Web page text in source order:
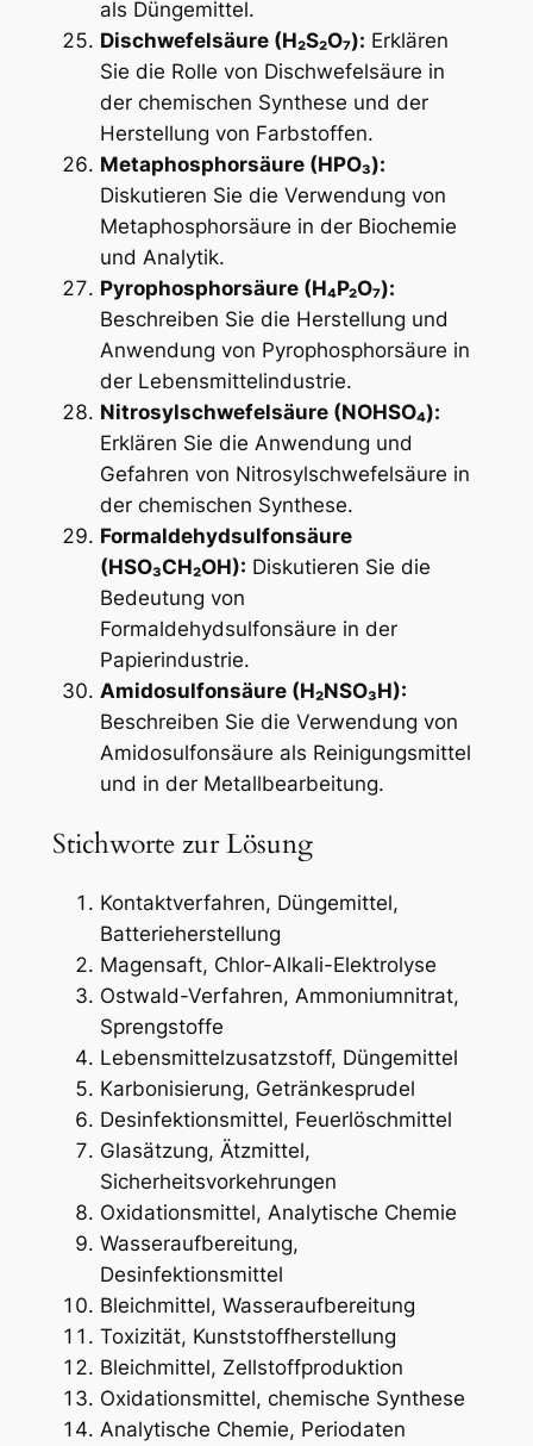
als Düngemittel.
Dischwefelsäure (H₂S₂O₇): Erklären
Sie die Rolle von Dischwefelsäure in
der chemischen Synthese und der
Herstellung von Farbstoffen.
Metaphosphorsäure (HPO₃):
Diskutieren Sie die Verwendung von
Metaphosphorsäure in der Biochemie
und Analytik.
Pyrophosphorsäure (H₄P₂O₇):
Beschreiben Sie die Herstellung und
Anwendung von Pyrophosphorsäure in
der Lebensmittelindustrie.
Nitrosylschwefelsäure (NOHSO₄):
Erklären Sie die Anwendung und
Gefahren von Nitrosylschwefelsäure in
der chemischen Synthese.
Formaldehydsulfonsäure
(HSO₃CH₂OH): Diskutieren Sie die
Bedeutung von
Formaldehydsulfonsäure in der
Papierindustrie.
Amidosulfonsäure (H₂NSO₃H):
Beschreiben Sie die Verwendung von
Amidosulfonsäure als Reinigungsmittel
und in der Metallbearbeitung.
Stichworte zur Lösung
Kontaktverfahren, Düngemittel,
Batterieherstellung
Magensaft, Chlor-Alkali-Elektrolyse
Ostwald-Verfahren, Ammoniumnitrat,
Sprengstoffe
Lebensmittelzusatzstoff, Düngemittel
Karbonisierung, Getränkesprudel
Desinfektionsmittel, Feuerlöschmittel
Glasätzung, Ätzmittel,
Sicherheitsvorkehrungen
Oxidationsmittel, Analytische Chemie
Wasseraufbereitung,
Desinfektionsmittel
Bleichmittel, Wasseraufbereitung
Toxizität, Kunststoffherstellung
Bleichmittel, Zellstoffproduktion
Oxidationsmittel, chemische Synthese
Analytische Chemie, Periodaten